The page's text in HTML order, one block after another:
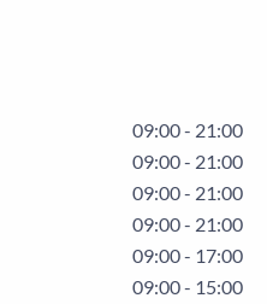
09:00 - 21:00
09:00 - 21:00
09:00 - 21:00
09:00 - 21:00
09:00 - 17:00
09:00 - 15:00